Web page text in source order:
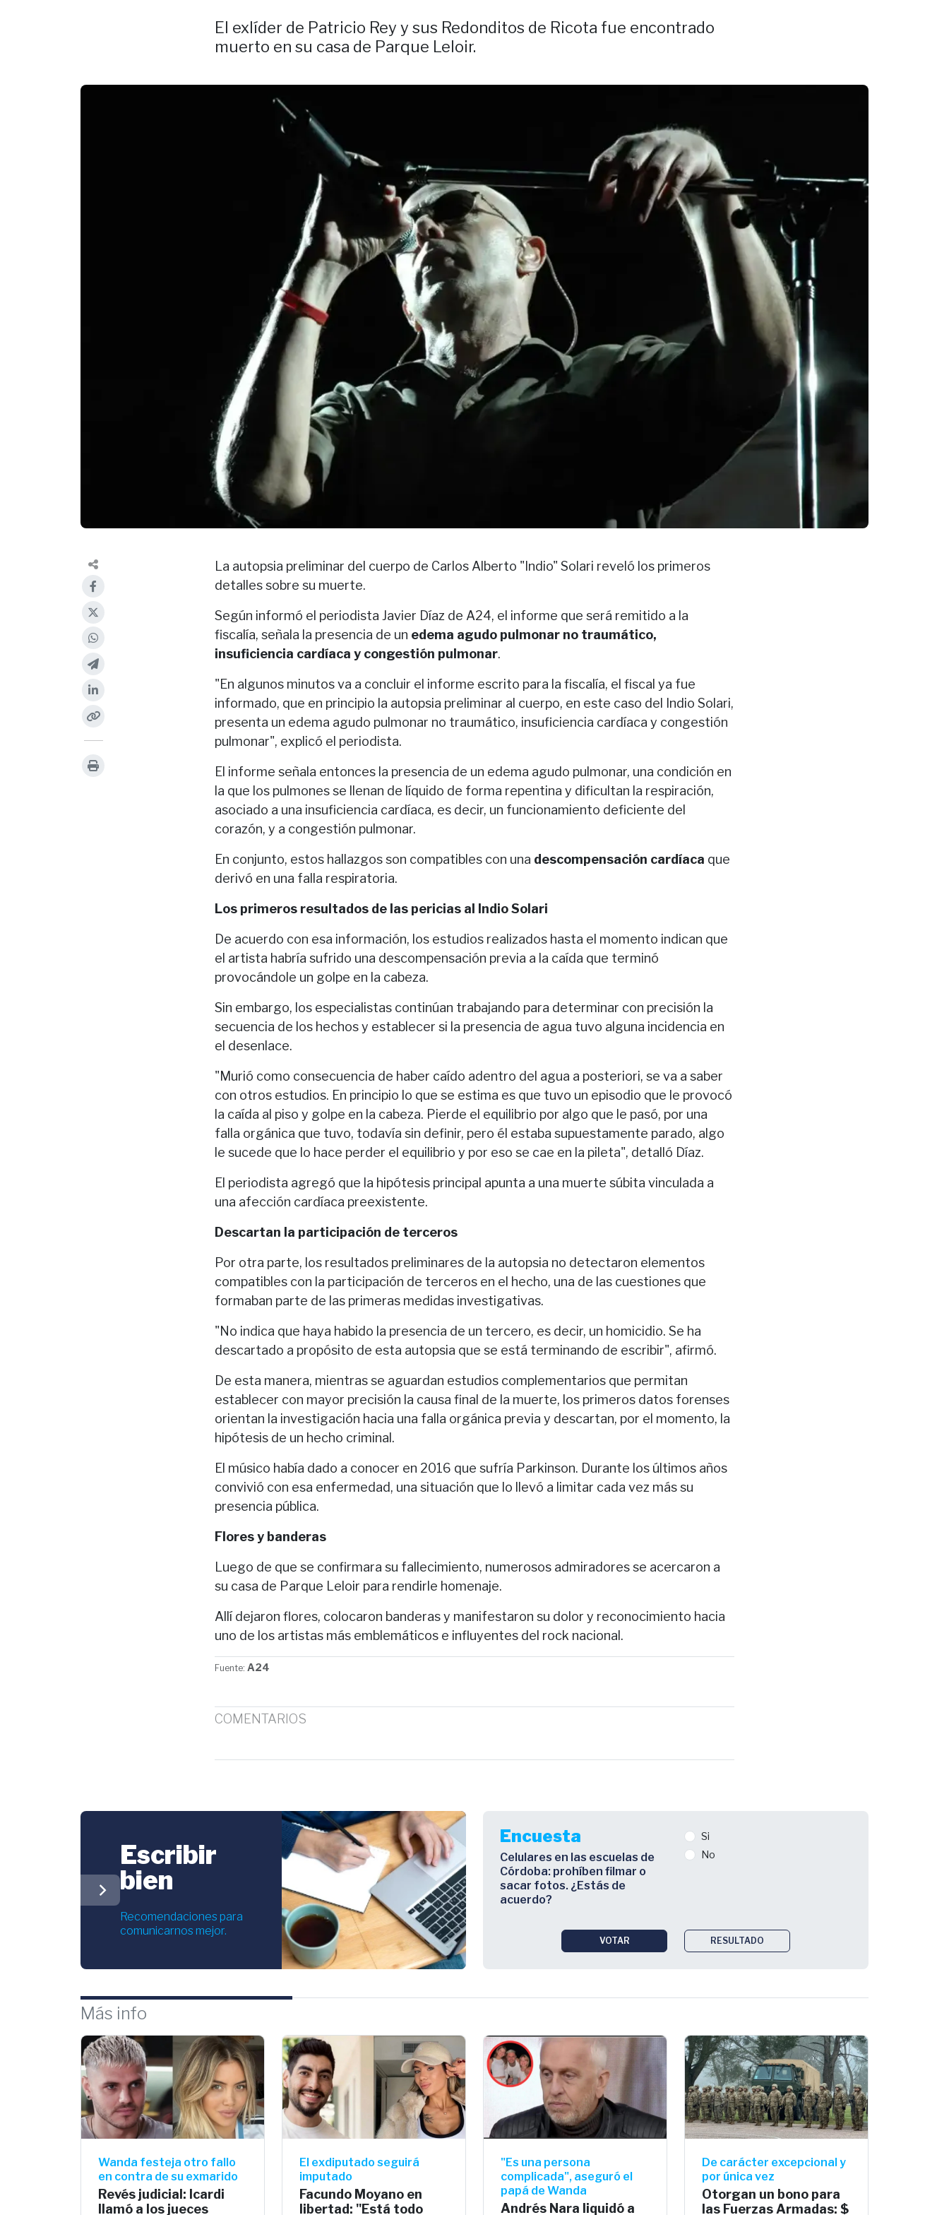
El exlíder de Patricio Rey y sus Redonditos de Ricota fue encontrado
muerto en su casa de Parque Leloir.
La autopsia preliminar del cuerpo de Carlos Alberto "Indio" Solari reveló los primeros
detalles sobre su muerte.
Según informó el periodista Javier Díaz de A24, el informe que será remitido a la
fiscalía, señala la presencia de un edema agudo pulmonar no traumático,
insuficiencia cardíaca y congestión pulmonar.
"En algunos minutos va a concluir el informe escrito para la fiscalía, el fiscal ya fue
informado, que en principio la autopsia preliminar al cuerpo, en este caso del Indio Solari,
presenta un edema agudo pulmonar no traumático, insuficiencia cardíaca y congestión
pulmonar", explicó el periodista.
El informe señala entonces la presencia de un edema agudo pulmonar, una condición en
la que los pulmones se llenan de líquido de forma repentina y dificultan la respiración,
asociado a una insuficiencia cardíaca, es decir, un funcionamiento deficiente del
corazón, y a congestión pulmonar.
En conjunto, estos hallazgos son compatibles con una descompensación cardíaca que
derivó en una falla respiratoria.
Los primeros resultados de las pericias al Indio Solari
De acuerdo con esa información, los estudios realizados hasta el momento indican que
el artista habría sufrido una descompensación previa a la caída que terminó
provocándole un golpe en la cabeza.
Sin embargo, los especialistas continúan trabajando para determinar con precisión la
secuencia de los hechos y establecer si la presencia de agua tuvo alguna incidencia en
el desenlace.
"Murió como consecuencia de haber caído adentro del agua a posteriori, se va a saber
con otros estudios. En principio lo que se estima es que tuvo un episodio que le provocó
la caída al piso y golpe en la cabeza. Pierde el equilibrio por algo que le pasó, por una
falla orgánica que tuvo, todavía sin definir, pero él estaba supuestamente parado, algo
le sucede que lo hace perder el equilibrio y por eso se cae en la pileta", detalló Díaz.
El periodista agregó que la hipótesis principal apunta a una muerte súbita vinculada a
una afección cardíaca preexistente.
Descartan la participación de terceros
Por otra parte, los resultados preliminares de la autopsia no detectaron elementos
compatibles con la participación de terceros en el hecho, una de las cuestiones que
formaban parte de las primeras medidas investigativas.
"No indica que haya habido la presencia de un tercero, es decir, un homicidio. Se ha
descartado a propósito de esta autopsia que se está terminando de escribir", afirmó.
De esta manera, mientras se aguardan estudios complementarios que permitan
establecer con mayor precisión la causa final de la muerte, los primeros datos forenses
orientan la investigación hacia una falla orgánica previa y descartan, por el momento, la
hipótesis de un hecho criminal.
El músico había dado a conocer en 2016 que sufría Parkinson. Durante los últimos años
convivió con esa enfermedad, una situación que lo llevó a limitar cada vez más su
presencia pública.
Flores y banderas
Luego de que se confirmara su fallecimiento, numerosos admiradores se acercaron a
su casa de Parque Leloir para rendirle homenaje.
Allí dejaron flores, colocaron banderas y manifestaron su dolor y reconocimiento hacia
uno de los artistas más emblemáticos e influyentes del rock nacional.
Fuente: A24
COMENTARIOS
chevron_right
Escribir
bien
Recomendaciones para
comunicarnos mejor.
Encuesta
Celulares en las escuelas de
Córdoba: prohíben filmar o
sacar fotos. ¿Estás de
acuerdo?
Si
No
VOTAR RESULTADO
Más info
Wanda festeja otro fallo
en contra de su exmarido
Revés judicial: Icardi
llamó a los jueces
El exdiputado seguirá
imputado
Facundo Moyano en
libertad: "Está todo
"Es una persona
complicada", aseguró el
papá de Wanda
Andrés Nara liquidó a
De carácter excepcional y
por única vez
Otorgan un bono para
las Fuerzas Armadas: $